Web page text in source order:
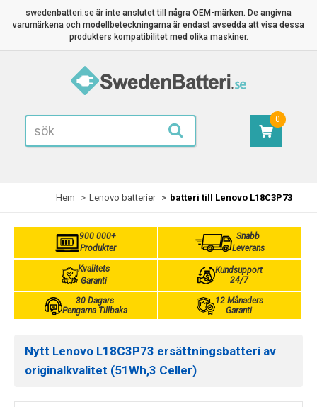
swedenbatteri.se är inte anslutet till några OEM-märken. De angivna
varumärkena och modellbeteckningarna är endast avsedda att visa dessa
produkters kompatibilitet med olika maskiner.
0
Hem Lenovo batterier batteri till Lenovo L18C3P73
900 000+
Produkter
Snabb
Leverans
Kvalitets
Garanti
Kundsupport
24/7
30 Dagars
Pengarna Tillbaka
12 Månaders
Garanti
Nytt Lenovo L18C3P73 ersättningsbatteri av
originalkvalitet (51Wh,3 Celler)